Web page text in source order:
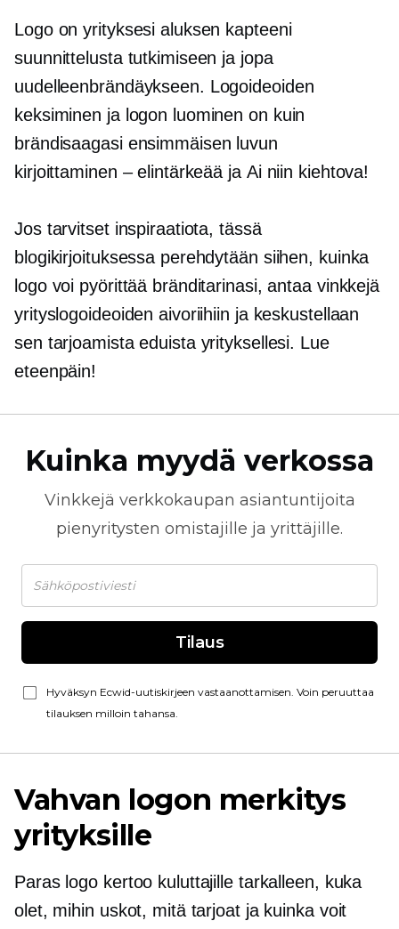
Logo on yrityksesi aluksen kapteeni
suunnittelusta tutkimiseen ja jopa
uudelleenbrändäykseen. Logoideoiden
keksiminen ja logon luominen on kuin
brändisaagasi ensimmäisen luvun
kirjoittaminen – elintärkeää ja Ai niin kiehtova!
Jos tarvitset inspiraatiota, tässä
blogikirjoituksessa perehdytään siihen, kuinka
logo voi pyörittää bränditarinasi, antaa vinkkejä
yrityslogoideoiden aivoriihiin ja keskustellaan
sen tarjoamista eduista yrityksellesi. Lue
eteenpäin!
Kuinka myydä verkossa
Vinkkejä verkkokaupan asiantuntijoita
pienyritysten omistajille ja yrittäjille.
Tilaus
Hyväksyn Ecwid-uutiskirjeen vastaanottamisen. Voin peruuttaa
tilauksen milloin tahansa.
Vahvan logon merkitys
yrityksille
Paras logo kertoo kuluttajille tarkalleen, kuka
olet, mihin uskot, mitä tarjoat ja kuinka voit